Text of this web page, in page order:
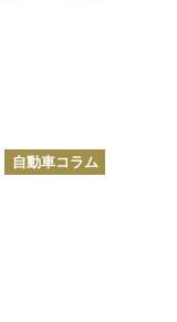
カ
テ
自動車コラム